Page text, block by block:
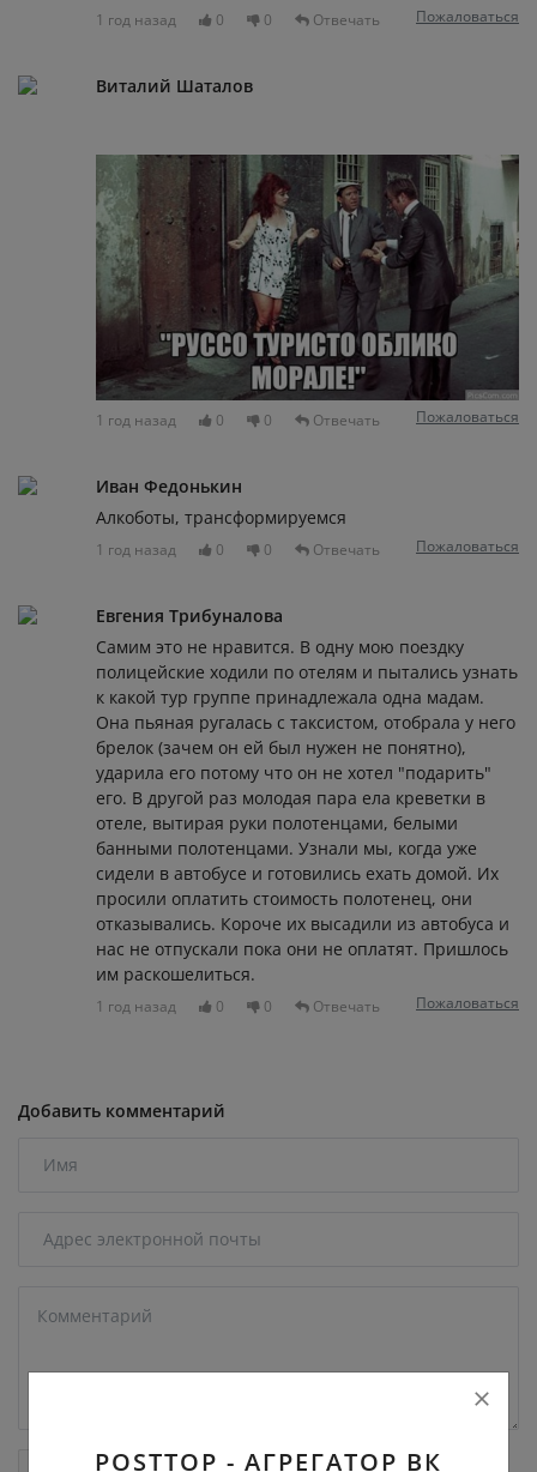
1 год назад 0 0 Отвечать Пожаловаться
Виталий Шаталов
1 год назад 0 0 Отвечать Пожаловаться
Иван Федонькин
Алкоботы, трансформируемся
1 год назад 0 0 Отвечать Пожаловаться
Евгения Трибуналова
Самим это не нравится. В одну мою поездку
полицейские ходили по отелям и пытались узнать
к какой тур группе принадлежала одна мадам.
Она пьяная ругалась с таксистом, отобрала у него
брелок (зачем он ей был нужен не понятно),
ударила его потому что он не хотел "подарить"
его. В другой раз молодая пара ела креветки в
отеле, вытирая руки полотенцами, белыми
банными полотенцами. Узнали мы, когда уже
сидели в автобусе и готовились ехать домой. Их
просили оплатить стоимость полотенец, они
отказывались. Короче их высадили из автобуса и
нас не отпускали пока они не оплатят. Пришлось
им раскошелиться.
1 год назад 0 0 Отвечать Пожаловаться
Добавить комментарий
POSTTOP - АГРЕГАТОР ВК